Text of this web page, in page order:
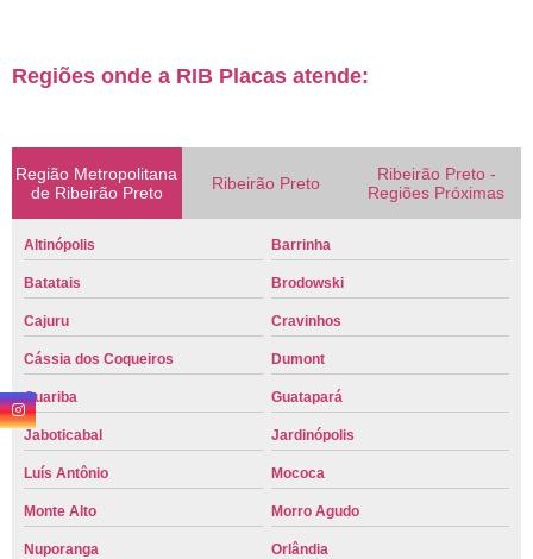
Regiões onde a RIB Placas atende:
Região Metropolitana
de Ribeirão Preto
Ribeirão Preto
Ribeirão Preto -
Regiões Próximas
Altinópolis Barrinha
Batatais Brodowski
Cajuru Cravinhos
Cássia dos Coqueiros Dumont
Guariba Guatapará
Jaboticabal Jardinópolis
Luís Antônio Mococa
Monte Alto Morro Agudo
Nuporanga Orlândia